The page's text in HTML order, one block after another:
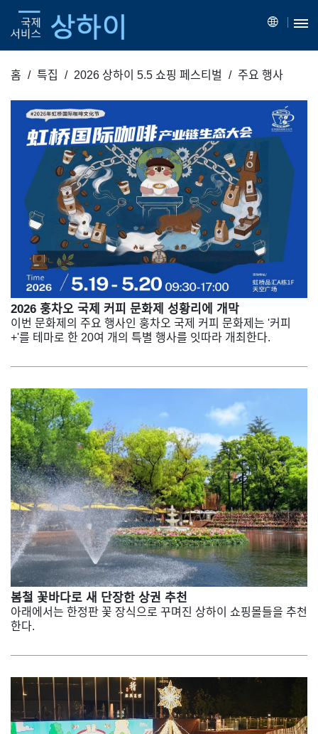
홈 특집 2026 상하이 5.5 쇼핑 페스티벌 주요 행사
2026 훙차오 국제 커피 문화제 성황리에 개막
이번 문화제의 주요 행사인 훙차오 국제 커피 문화제는 '커피
+'를 테마로 한 20여 개의 특별 행사를 잇따라 개최한다.
봄철 꽃바다로 새 단장한 상권 추천
아래에서는 한정판 꽃 장식으로 꾸며진 상하이 쇼핑몰들을 추천
한다.